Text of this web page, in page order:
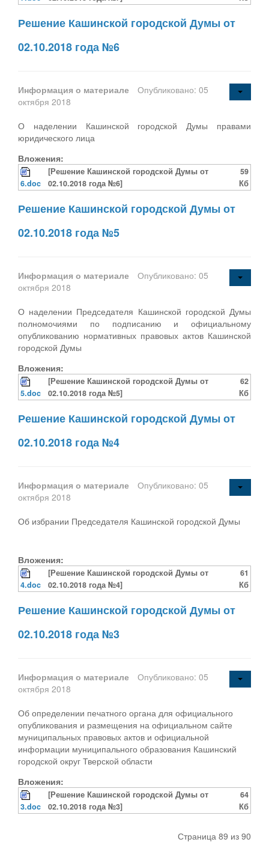
Решение Кашинской городской Думы от
02.10.2018 года №6
Информация о материале
Опубликовано: 05
октября 2018
О наделении Кашинской городской Думы правами
юридического лица
Вложения:
6.doc
[Решение Кашинской городской Думы от
02.10.2018 года №6]
59
Кб
Решение Кашинской городской Думы от
02.10.2018 года №5
Информация о материале
Опубликовано: 05
октября 2018
О наделении Председателя Кашинской городской Думы
полномочиями по подписанию и официальному
опубликованию нормативных правовых актов Кашинской
городской Думы
Вложения:
5.doc
[Решение Кашинской городской Думы от
02.10.2018 года №5]
62
Кб
Решение Кашинской городской Думы от
02.10.2018 года №4
Информация о материале
Опубликовано: 05
октября 2018
Об избрании Председателя Кашинской городской Думы
Вложения:
4.doc
[Решение Кашинской городской Думы от
02.10.2018 года №4]
61
Кб
Решение Кашинской городской Думы от
02.10.2018 года №3
Информация о материале
Опубликовано: 05
октября 2018
Об определении печатного органа для официального
опубликования и размещения на официальном сайте
муниципальных правовых актов и официальной
информации муниципального образования Кашинский
городской округ Тверской области
Вложения:
3.doc
[Решение Кашинской городской Думы от
02.10.2018 года №3]
64
Кб
Страница 89 из 90